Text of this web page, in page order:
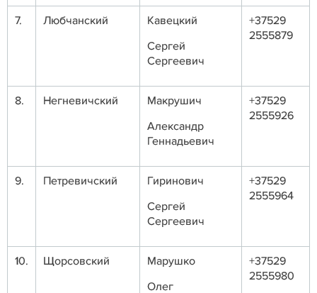
7. Любчанский
Кавецкий
Сергей
Сергеевич
+37529
2555879
8. Негневичский
Макрушич
Александр
Геннадьевич
+37529
2555926
9. Петревичский
Гиринович
Сергей
Сергеевич
+37529
2555964
10. Щорсовский
Марушко
Олег
+37529
2555980